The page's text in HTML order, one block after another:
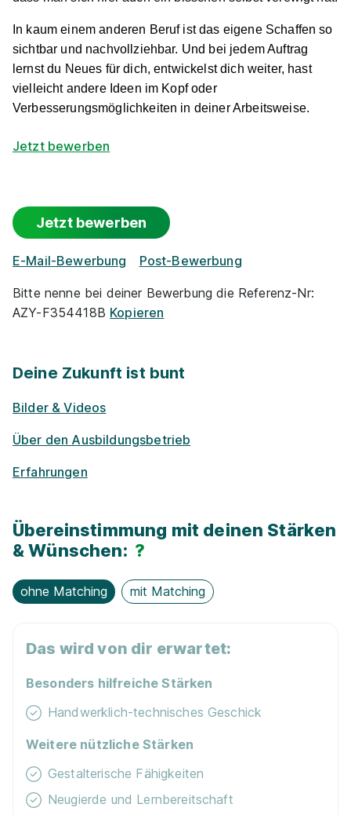
In kaum einem anderen Beruf ist das eigene Schaffen so
sichtbar und nachvollziehbar. Und bei jedem Auftrag
lernst du Neues für dich, entwickelst dich weiter, hast
vielleicht andere Ideen im Kopf oder
Verbesserungsmöglichkeiten in deiner Arbeitsweise.
Jetzt bewerben
Jetzt bewerben
E-Mail-Bewerbung Post-Bewerbung
Bitte nenne bei deiner Bewerbung die Referenz-Nr:
AZY-F354418B Kopieren
Deine Zukunft ist bunt
Bilder & Videos
Über den Ausbildungsbetrieb
Erfahrungen
Übereinstimmung mit deinen Stärken
& Wünschen: ?
ohne Matching mit Matching
Das wird von dir erwartet:
Besonders hilfreiche Stärken
Handwerklich-technisches Geschick
Weitere nützliche Stärken
Gestalterische Fähigkeiten
Neugierde und Lernbereitschaft